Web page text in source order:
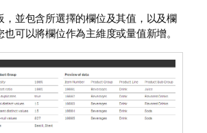
，並包含所選擇的欄位及其值，以及欄
可以將欄位作為主維度或量值新增。